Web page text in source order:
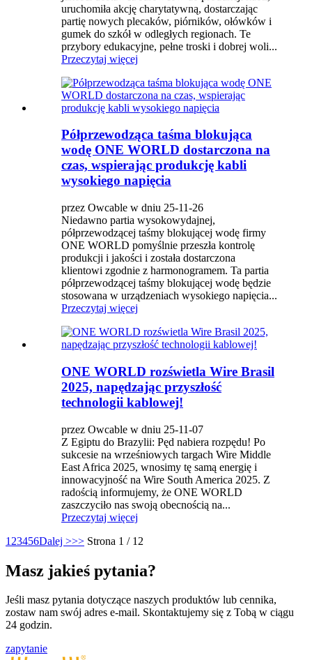
uruchomiła akcję charytatywną, dostarczając
partię nowych plecaków, piórników, ołówków i
gumek do szkół w odległych regionach. Te
przybory edukacyjne, pełne troski i dobrej woli...
Przeczytaj więcej
Półprzewodząca taśma blokująca
wodę ONE WORLD dostarczona na
czas, wspierając produkcję kabli
wysokiego napięcia
przez Owcable w dniu 25-11-26
Niedawno partia wysokowydajnej,
półprzewodzącej taśmy blokującej wodę firmy
ONE WORLD pomyślnie przeszła kontrolę
produkcji i jakości i została dostarczona
klientowi zgodnie z harmonogramem. Ta partia
półprzewodzącej taśmy blokującej wodę będzie
stosowana w urządzeniach wysokiego napięcia...
Przeczytaj więcej
ONE WORLD rozświetla Wire Brasil
2025, napędzając przyszłość
technologii kablowej!
przez Owcable w dniu 25-11-07
Z Egiptu do Brazylii: Pęd nabiera rozpędu! Po
sukcesie na wrześniowych targach Wire Middle
East Africa 2025, wnosimy tę samą energię i
innowacyjność na Wire South America 2025. Z
radością informujemy, że ONE WORLD
zaszczyciło nas swoją obecnością na...
Przeczytaj więcej
1 23456Dalej >>> Strona 1 / 12
Masz jakieś pytania?
Jeśli masz pytania dotyczące naszych produktów lub cennika,
zostaw nam swój adres e-mail. Skontaktujemy się z Tobą w ciągu
24 godzin.
zapytanie